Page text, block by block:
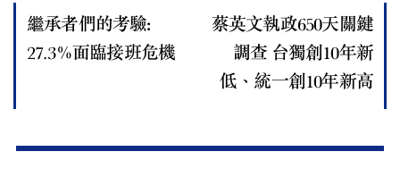
繼承者們的考驗:
27.3％面臨接班危機
蔡英文執政650天關鍵
調查 台獨創10年新
低、統一創10年新高